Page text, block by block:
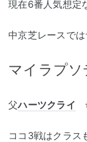
現在6番人気想定
中京芝レースで
マイラプソ
父ハーツクライ
ココ3戦はクラス